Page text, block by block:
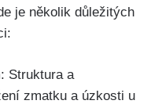
je několik důležitých
Struktura a
zmatku a úzkosti u